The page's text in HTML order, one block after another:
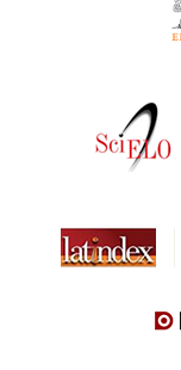
DARDO
MIAR
Sapiens